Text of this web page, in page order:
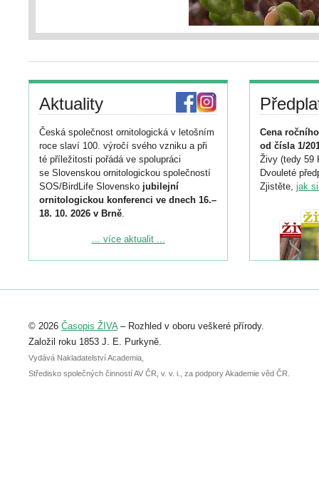
Aktuality
Česká společnost ornitologická v letošním
roce slaví 100. výročí svého vzniku a při
té příležitosti pořádá ve spolupráci
se Slovenskou ornitologickou společností
SOS/BirdLife Slovensko jubilejní
ornitologickou konferenci ve dnech 16.–
18. 10. 2026 v Brně.
Podrobnější informace ke konferenci
Registrovat se můžete do 6. září.
abstraktu přihlášené přednášky nebo
posteru je už 30. června.
... více aktualit ...
Cena
od čísla 1/
Živy (tedy 59
Dvouleté
Zjistěte, jak
© 2026 Časopis ŽIVA– Rozhled v oboru veškeré přírody.
Založil roku 1853 J. E. Purkyně.
Vydává Nakladatelství Academia,
Středisko společných činností AV ČR, v. v. i., za podpory Akademie věd ČR.